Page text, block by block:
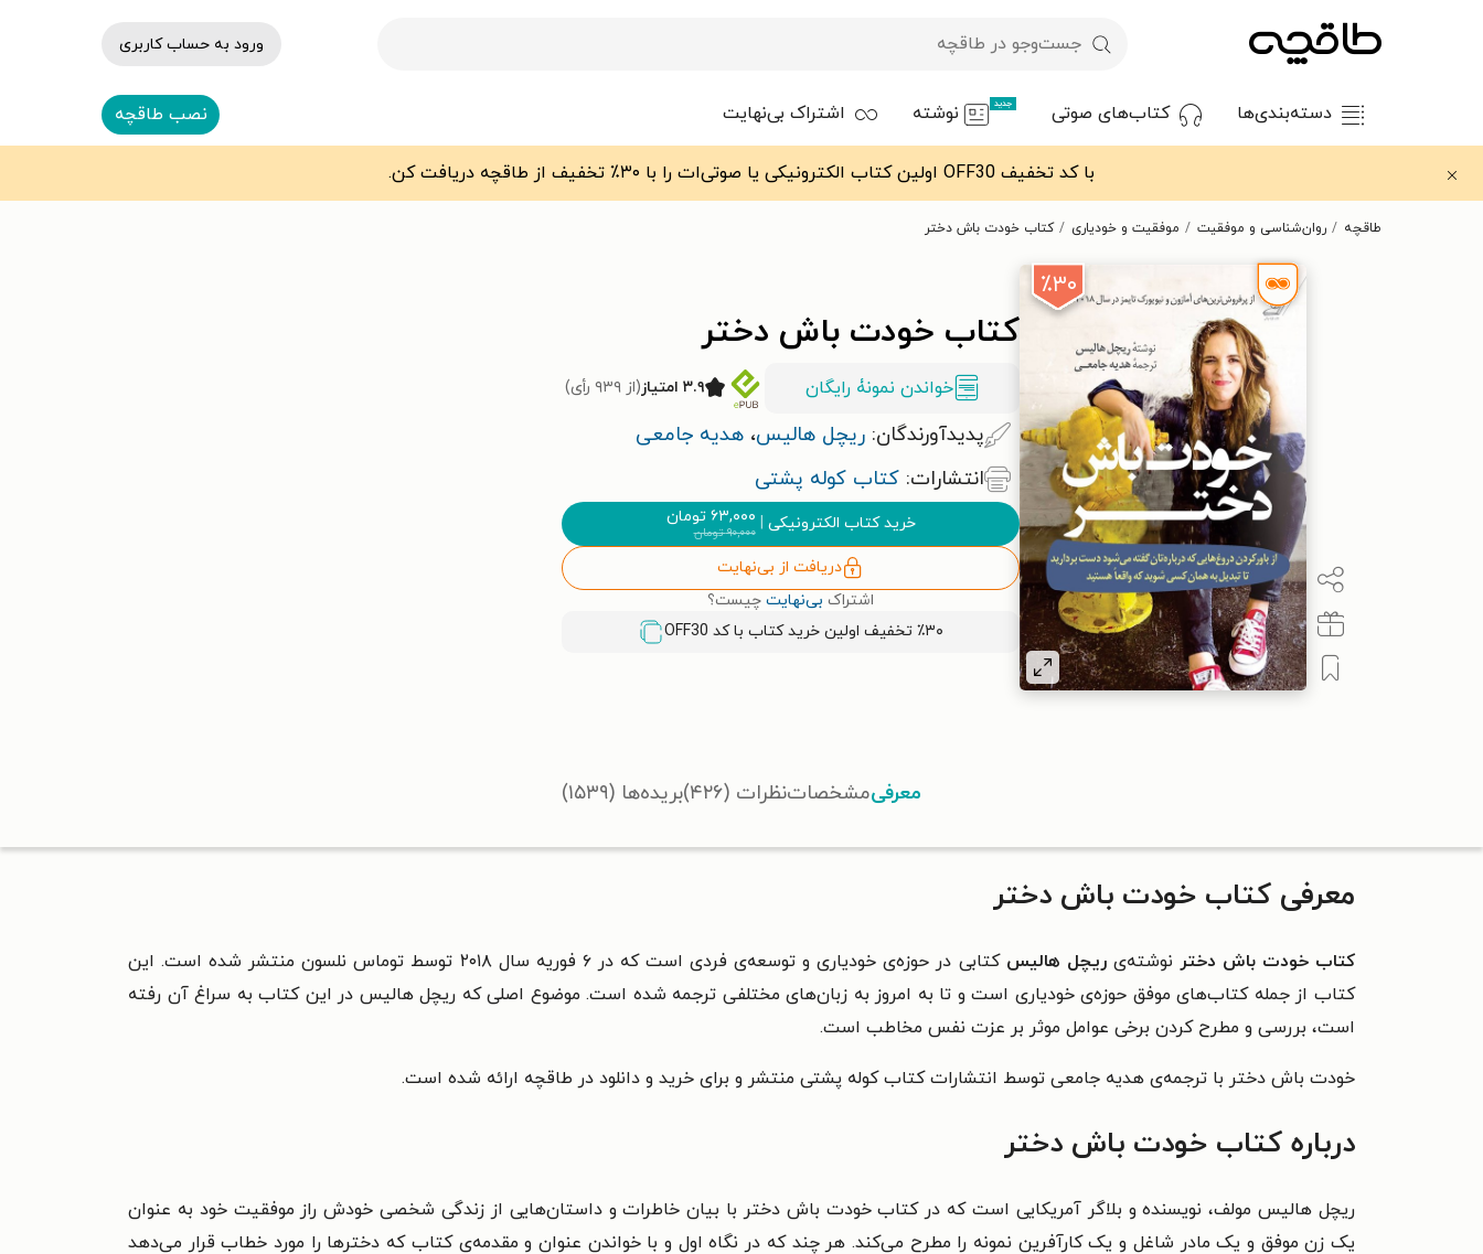
ورود به حساب کاربری
دسته‌بندی‌ها کتاب‌های صوتی جدید نوشته اشتراک بی‌نهایت نصب طاقچه
با کد تخفیف OFF30 اولین کتاب الکترونیکی یا صوتی‌ات را با ۳۰٪ تخفیف از طاقچه دریافت کن.
طاقچه روان‌شناسی و موفقیت موفقیت و خودیاری کتاب خودت باش دختر
٪۳۰
کتاب خودت باش دختر
خواندن نمونۀ رایگان ۳.۹ امتیاز (از ۹۳۹ رأی)
پدیدآورندگان: ریچل هالیس، هدیه جامعی
انتشارات: کتاب کوله پشتی
خرید کتاب الکترونیکی | ۶۳,۰۰۰ تومان
۹۰,۰۰۰تومان
دریافت از بی‌نهایت
اشتراک بی‌نهایت چیست؟
٪۳۰ تخفیف اولین خرید کتاب با کد
OFF30
معرفیمشخصاتنظرات (۴۲۶) بریده‌ها (۱۵۳۹)
معرفی کتاب خودت باش دختر
کتاب خودت باش دختر نوشته‌یریچل هالیس
کتابی در حوزه‌ی خودیاری و توسعه‌ی فردی است که در ۶ فوریه سال ۲۰۱۸ توسط توماس نلسون منتشر شده است. این
کتاب از جمله‌ کتاب‌های موفق حوزه‌ی خودیاری است و تا به امروز به زبان‌های مختلفی ترجمه شده است. موضوع اصلی که ریچل هالیس در این کتاب به سراغ آن رفته
است، بررسی و مطرح کردن برخی عوامل موثر بر عزت نفس مخاطب است.
خودت باش دختر با ترجمه‌ی هدیه جامعی توسط انتشارات کتاب کوله پشتی منتشر و برای خرید و دانلود در طاقچه ارائه شده است.
درباره کتاب خودت باش دختر
ریچل هالیس مولف، نویسنده و بلاگر آمریکایی است که در کتاب خودت باش دختر با بیان خاطرات و داستان‌هایی از زندگی شخصی خودش راز موفقیت خود به عنوان
یک زن موفق و یک مادر شاغل و یک کارآفرین نمونه را مطرح می‌کند. هر چند که در نگاه اول و با خواندن عنوان و مقدمه‌ی کتاب که دخترها را مورد خطاب قرار می‌دهد